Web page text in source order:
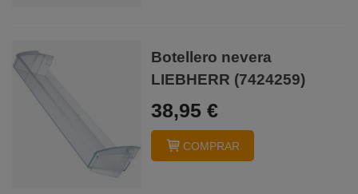
Botellero nevera
LIEBHERR (7424259)
38,95 €
COMPRAR